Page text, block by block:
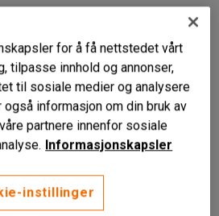
for å få nettstedet vårt
tilpasse innhold og annonser,
til sosiale medier og analysere
også informasjon om din bruk av
partnere innenfor sosiale
Informasjonskapsler
instillinger